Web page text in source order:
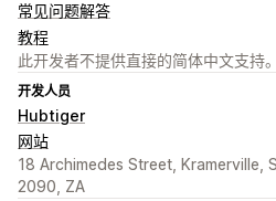
常见问题解答
教程
此开发者不提供直接的简体中文支持。
开发人员
Hubtiger
网站
18 Archimedes Street, Kramerville,
2090, ZA